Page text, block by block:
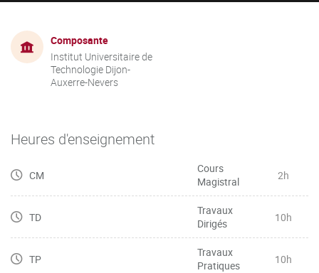
Composante
Institut Universitaire de
Technologie Dijon-
Auxerre-Nevers
Heures d'enseignement
CM
Cours
Magistral
2h
TD
Travaux
Dirigés
10h
TP
Travaux
Pratiques
10h